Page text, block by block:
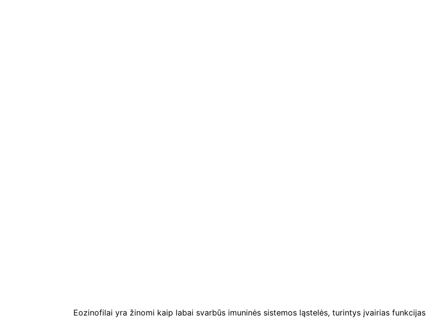
Eozinofilai yra žinomi kaip labai svarbūs imuninės sistemos ląstelės, turintys įvairias funkcijas